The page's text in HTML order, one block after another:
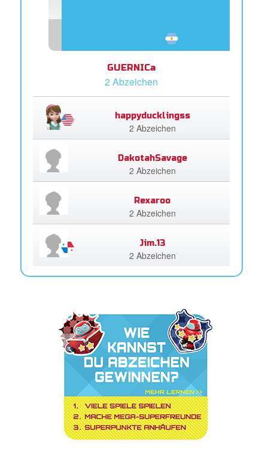
GUERNICa
2 Abzeichen
happyducklingss
2 Abzeichen
DakotahSavage
2 Abzeichen
Rexaroo
2 Abzeichen
Jim.13
2 Abzeichen